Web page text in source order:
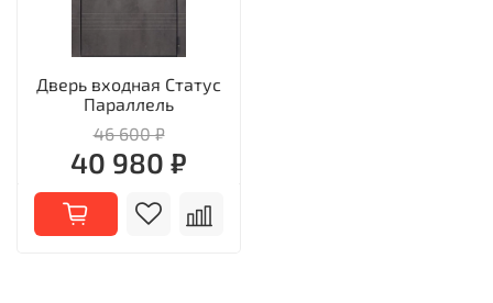
Дверь входная Статус
Параллель
46 600 ₽
40 980 ₽